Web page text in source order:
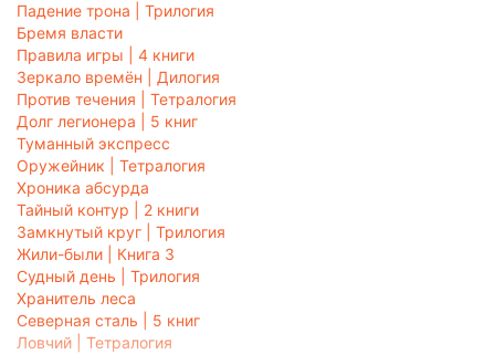
Падение трона | Трилогия
Бремя власти
Правила игры | 4 книги
Зеркало времён | Дилогия
Против течения | Тетралогия
Долг легионера | 5 книг
Туманный экспресс
Оружейник | Тетралогия
Хроника абсурда
Тайный контур | 2 книги
Замкнутый круг | Трилогия
Жили-были | Книга 3
Судный день | Трилогия
Хранитель леса
Северная сталь | 5 книг
Ловчий | Тетралогия